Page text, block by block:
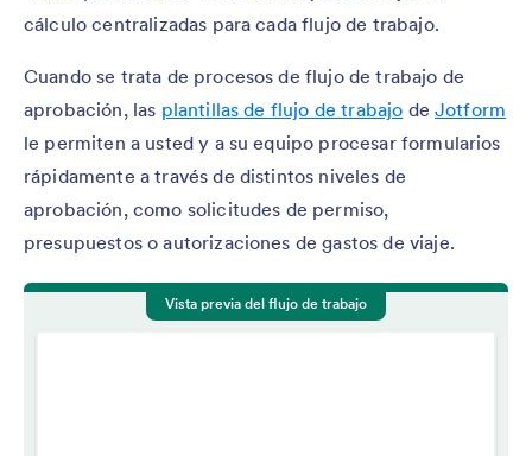
cálculo centralizadas para cada flujo de trabajo.
Cuando se trata de procesos de flujo de trabajo de
aprobación, las plantillas de flujo de trabajo deJotform
le permiten a usted y a su equipo procesar formularios
rápidamente a través de distintos niveles de
aprobación, como solicitudes de permiso,
presupuestos o autorizaciones de gastos de viaje.